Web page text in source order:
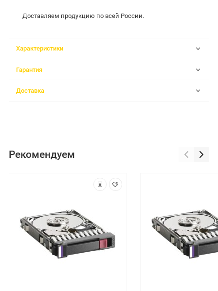
Доставляем продукцию по всей России.
Характеристики
Гарантия
Доставка
Рекомендуем